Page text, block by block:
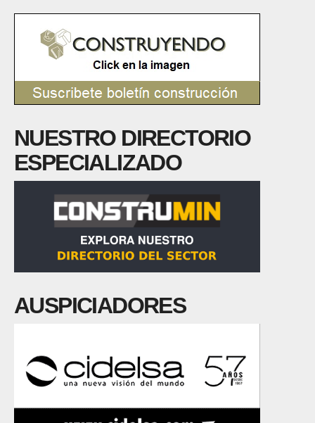
NUESTRO DIRECTORIO
ESPECIALIZADO
AUSPICIADORES